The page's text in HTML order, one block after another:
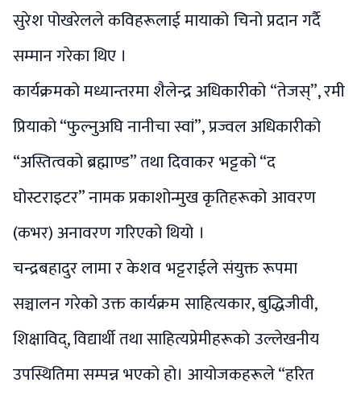
सुरेश पोखरेलले कविहरूलाई मायाको चिनो प्रदान गर्दै
सम्मान गरेका थिए ।
कार्यक्रमको मध्यान्तरमा शैलेन्द्र अधिकारीको “तेजस्”, रमी
प्रियाको “फुल्नुअघि नानीचा स्वां”, प्रज्वल अधिकारीको
“अस्तित्वको ब्रह्माण्ड” तथा दिवाकर भट्टको “द
घोस्टराइटर” नामक प्रकाशोन्मुख कृतिहरूको आवरण
(कभर) अनावरण गरिएको थियो ।
चन्द्रबहादुर लामा र केशव भट्टराईले संयुक्त रूपमा
सञ्चालन गरेको उक्त कार्यक्रम साहित्यकार, बुद्धिजीवी,
शिक्षाविद्, विद्यार्थी तथा साहित्यप्रेमीहरूको उल्लेखनीय
उपस्थितिमा सम्पन्न भएको हो। आयोजकहरूले “हरित